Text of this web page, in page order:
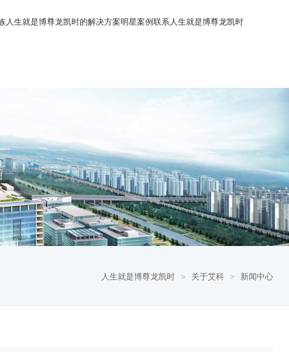
人生就是博尊龙凯时的解决方案明星案例联系人生就是博尊龙凯时
人生就是博尊龙凯时 > 关于艾科 > 新闻中心